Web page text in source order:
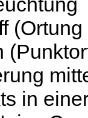
in